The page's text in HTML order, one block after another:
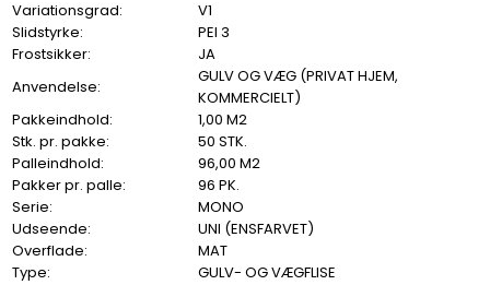
Variationsgrad:
V1
Slidstyrke:
PEI 3
Frostsikker:
JA
Anvendelse:
GULV OG VÆG (PRIVAT HJEM,
KOMMERCIELT)
Pakkeindhold:
1,00 M2
Stk. pr. pakke:
50 STK.
Palleindhold:
96,00 M2
Pakker pr. palle:
96 PK.
Serie:
MONO
Udseende:
UNI (ENSFARVET)
Overflade:
MAT
Type:
GULV- OG VÆGFLISE